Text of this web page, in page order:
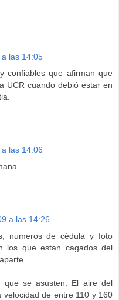
las 14:05
confiables que afirman que
UCR cuando debió estar en
las 14:06
a las 14:26
numeros de cédula y foto
los que estan cagados del
se asusten: El aire del
de entre 110 y 160